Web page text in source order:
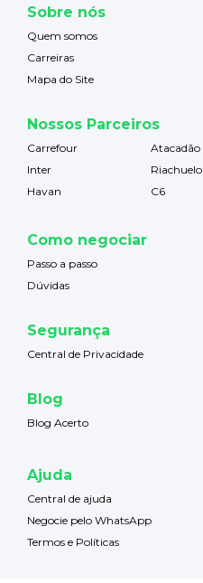
Sobre nós
Quem somos
Carreiras
Mapa do Site
Nossos Parceiros
Carrefour
Atacadão
Inter
Riachuelo
Havan
C6
Como negociar
Passo a passo
Dúvidas
Segurança
Central de Privacidade
Blog
Blog Acerto
Ajuda
Central de ajuda
Negocie pelo WhatsApp
Termos e Políticas